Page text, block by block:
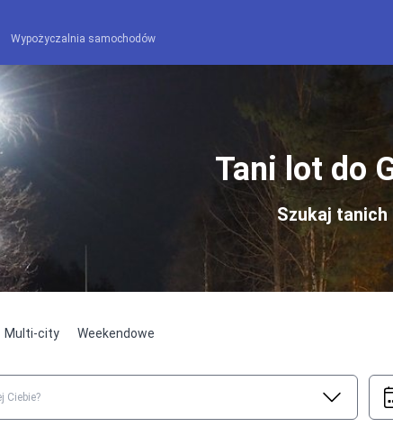
Wypożyczalnia samochodów
Tani lot do
Szukaj
Multi-city Weekendowe